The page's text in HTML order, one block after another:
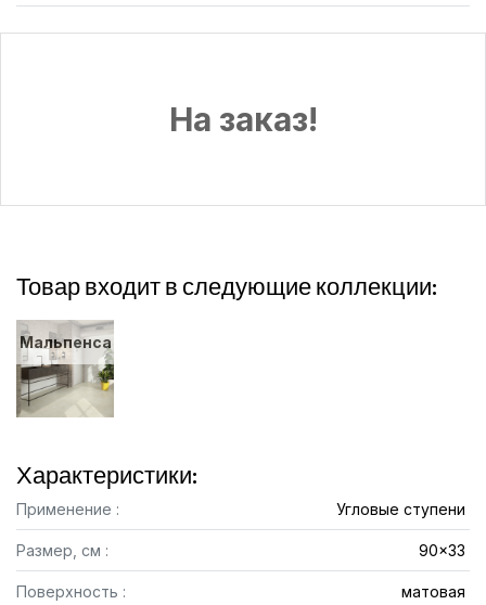
На заказ!
Товар входит в следующие коллекции:
Мальпенса
Характеристики:
Применение : Угловые ступени
Размер, см : 90x33
Поверхность : матовая